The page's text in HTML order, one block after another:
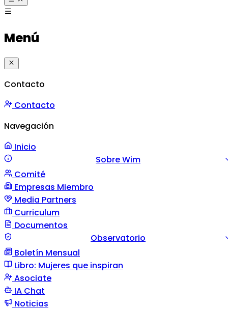
Menú
Contacto
Contacto
Navegación
Inicio
Sobre Wim
Misión y Valores
Comité
Empresas Miembro
Media Partners
Curriculum
Documentos
Observatorio
Guía documentoComunicación de situación
violencia
Boletín Mensual
Libro: Mujeres que inspiran
Asociate
IA Chat
Noticias